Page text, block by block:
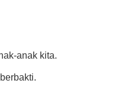
anak kita.